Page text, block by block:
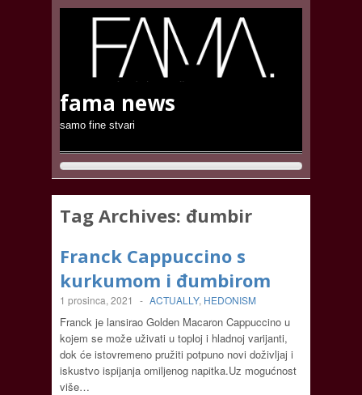
fama news
samo fine stvari
Tag Archives: đumbir
Franck Cappuccino s
kurkumom i đumbirom
1 prosinca, 2021 - ACTUALLY, HEDONISM
Franck je lansirao Golden Macaron Cappuccino u
kojem se može uživati u toploj i hladnoj varijanti,
dok će istovremeno pružiti potpuno novi doživljaj i
iskustvo ispijanja omiljenog napitka.Uz mogućnost
više…